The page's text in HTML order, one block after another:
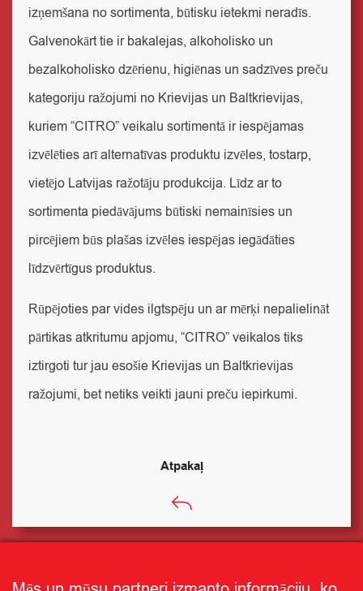
izņemšana no sortimenta, būtisku ietekmi neradīs.
Galvenokārt tie ir bakalejas, alkoholisko un
bezalkoholisko dzērienu, higiēnas un sadzīves preču
kategoriju ražojumi no Krievijas un Baltkrievijas,
kuriem “CITRO” veikalu sortimentā ir iespējamas
izvēlēties arī alternatīvas produktu izvēles, tostarp,
vietējo Latvijas ražotāju produkcija. Līdz ar to
sortimenta piedāvājums būtiski nemainīsies un
pircējiem būs plašas izvēles iespējas iegādāties
līdzvērtīgus produktus.
Rūpējoties par vides ilgtspēju un ar mērķi nepalielināt
pārtikas atkritumu apjomu, “CITRO” veikalos tiks
iztirgoti tur jau esošie Krievijas un Baltkrievijas
ražojumi, bet netiks veikti jauni preču iepirkumi.
Atpakaļ